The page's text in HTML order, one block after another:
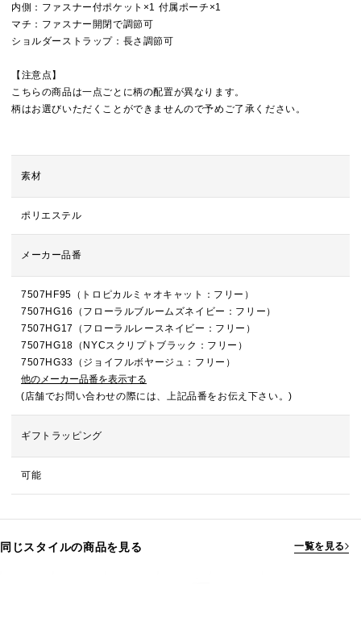
内側：ファスナー付ポケット×1 付属ポーチ×1
マチ：ファスナー開閉で調節可
ショルダーストラップ：長さ調節可
【注意点】
こちらの商品は一点ごとに柄の配置が異なります。
柄はお選びいただくことができませんので予めご了承ください。
素材
ポリエステル
メーカー品番
7507HF95（トロピカルミャオキャット：フリー）
7507HG16（フローラルブルームズネイビー：フリー）
7507HG17（フローラルレースネイビー：フリー）
7507HG18（NYCスクリプトブラック：フリー）
7507HG33（ジョイフルボヤージュ：フリー）
他のメーカー品番を表示する
(店舗でお問い合わせの際には、上記品番をお伝え下さい。)
ギフトラッピング
可能
同じスタイルの商品を見る 一覧を見る